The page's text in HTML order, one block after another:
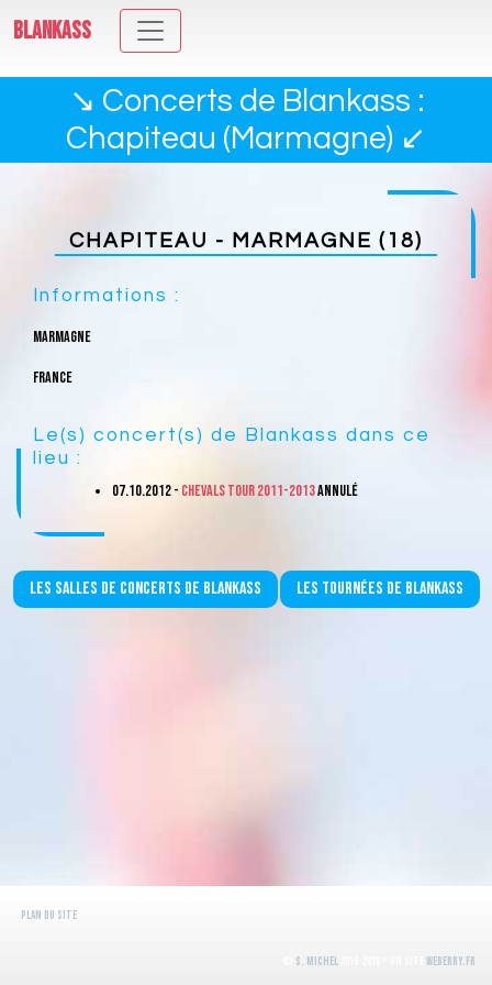
BLANKASS
↘ Concerts de Blankass :
Chapiteau (Marmagne) ↙
CHAPITEAU - MARMAGNE (18)
Informations :
Marmagne
France
Le(s) concert(s) de Blankass dans ce
lieu :
07.10.2012 - Chevals Tour 2011-2013ANNULé
Les salles de concerts de Blankass Les tournées de Blankass
Plan du site
S. Michel WeBerry.fr